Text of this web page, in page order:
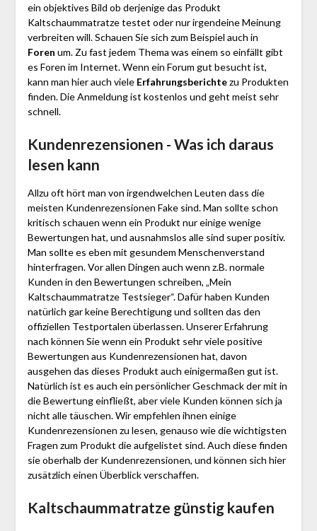
ein objektives Bild ob derjenige das Produkt
Kaltschaummatratze testet oder nur irgendeine Meinung
verbreiten will. Schauen Sie sich zum Beispiel auch in
Foren um. Zu fast jedem Thema was einem so einfällt gibt
es Foren im Internet. Wenn ein Forum gut besucht ist,
kann man hier auch viele Erfahrungsberichtezu Produkten
finden. Die Anmeldung ist kostenlos und geht meist sehr
schnell.
Kundenrezensionen - Was ich daraus
lesen kann
Allzu oft hört man von irgendwelchen Leuten dass die
meisten Kundenrezensionen Fake sind. Man sollte schon
kritisch schauen wenn ein Produkt nur einige wenige
Bewertungen hat, und ausnahmslos alle sind super positiv.
Man sollte es eben mit gesundem Menschenverstand
hinterfragen. Vor allen Dingen auch wenn z.B. normale
Kunden in den Bewertungen schreiben, „Mein
Kaltschaummatratze Testsieger“. Dafür haben Kunden
natürlich gar keine Berechtigung und sollten das den
offiziellen Testportalen überlassen. Unserer Erfahrung
nach können Sie wenn ein Produkt sehr viele positive
Bewertungen aus Kundenrezensionen hat, davon
ausgehen das dieses Produkt auch einigermaßen gut ist.
Natürlich ist es auch ein persönlicher Geschmack der mit in
die Bewertung einfließt, aber viele Kunden können sich ja
nicht alle täuschen. Wir empfehlen ihnen einige
Kundenrezensionen zu lesen, genauso wie die wichtigsten
Fragen zum Produkt die aufgelistet sind. Auch diese finden
sie oberhalb der Kundenrezensionen, und können sich hier
zusätzlich einen Überblick verschaffen.
Kaltschaummatratze günstig kaufen